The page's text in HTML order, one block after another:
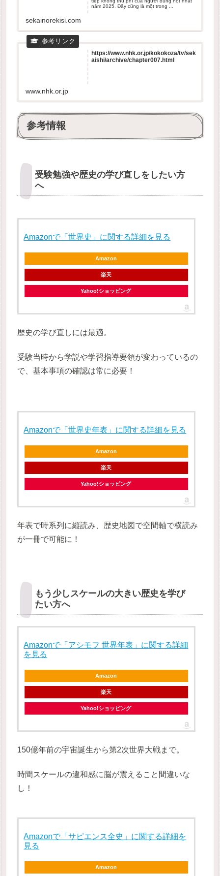
năm 2025. Đây cũng là một trong ...
sekainorekisi.com
https://www.nhk.or.jp/kokokoza/tv/sek
aishi/archive/chapter007.html
www.nhk.or.jp
参考情報
受験勉強や歴史の学び直しをしたい方
へ
Amazonで「世界史」に関する詳細を見る
Amazon
楽天
Yahoo!ショッピング
歴史の学び直しには最適。
受験当時から学説や学習指導要領が変わっているの
で、基本事項の確認は常に必要！
Amazonで「世界史年表」に関する詳細を見る
Amazon
楽天
Yahoo!ショッピング
年表で時系列に縦読み、歴史地図で空間軸で横読み
が一冊で可能に！
もう少しスケールの大きい歴史を学び
たい方へ
Amazonで「アシモフ 世界年表」に関する詳細
を見る
Amazon
楽天
Yahoo!ショッピング
150億年前の宇宙誕生から第2次世界大戦まで。
時間スケールの違和感に脳が震えること間違いな
し！
Amazonで「サピエンス全史」に関する詳細を
見る
Amazon